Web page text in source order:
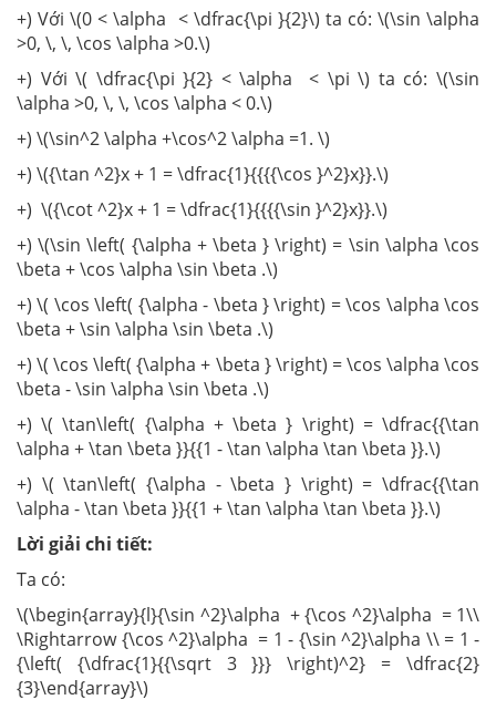
+) Với \(0 < \alpha < \dfrac{\pi }{2}\) ta có: \(\sin \alpha
>0, \, \, \cos \alpha >0.\)
+) Với \( \dfrac{\pi }{2} < \alpha < \pi \) ta có: \(\sin
\alpha >0, \, \, \cos \alpha < 0.\)
+) \(\sin^2 \alpha +\cos^2 \alpha =1. \)
+) \({\tan ^2}x + 1 = \dfrac{1}{{{{\cos }^2}x}}.\)
+) \({\cot ^2}x + 1 = \dfrac{1}{{{{\sin }^2}x}}.\)
+) \(\sin \left( {\alpha + \beta } \right) = \sin \alpha \cos
\beta + \cos \alpha \sin \beta .\)
+) \( \cos \left( {\alpha - \beta } \right) = \cos \alpha \cos
\beta + \sin \alpha \sin \beta .\)
+) \( \cos \left( {\alpha + \beta } \right) = \cos \alpha \cos
\beta - \sin \alpha \sin \beta .\)
+) \( \tan\left( {\alpha + \beta } \right) = \dfrac{{\tan
\alpha + \tan \beta }}{{1 - \tan \alpha \tan \beta }}.\)
+) \( \tan\left( {\alpha - \beta } \right) = \dfrac{{\tan
\alpha - \tan \beta }}{{1 + \tan \alpha \tan \beta }}.\)
Lời giải chi tiết:
Ta có:
\(\begin{array}{l}{\sin ^2}\alpha + {\cos ^2}\alpha = 1\\
\Rightarrow {\cos ^2}\alpha = 1 - {\sin ^2}\alpha \\ = 1 -
{\left( {\dfrac{1}{{\sqrt 3 }}} \right)^2} = \dfrac{2}
{3}\end{array}\)